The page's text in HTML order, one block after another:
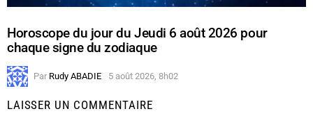
Horoscope du jour du Jeudi 6 août 2026 pour
chaque signe du zodiaque
Par Rudy ABADIE 5 août 2026, 8h02
LAISSER UN COMMENTAIRE